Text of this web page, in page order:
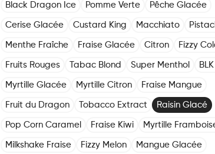
Black Dragon Ice Pomme Verte Pêche Glacée
Cerise Glacée Custard King Macchiato
Menthe Fraîche Fraise Glacée Citron Fizzy
Fruits Rouges Tabac Blond Super Menthol
Myrtille Glacée Myrtille Citron Fraise Mangue
Fruit du Dragon Tobacco Extract Raisin Glacé
Pop Corn Caramel Fraise Kiwi Myrtille
Milkshake Fraise Fizzy Melon Mangue Glacée